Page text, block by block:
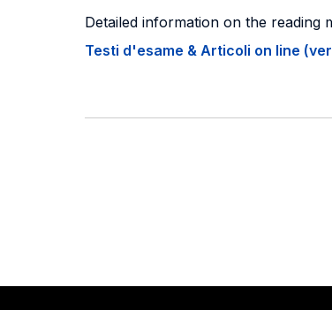
Detailed information on the reading
Testi d'esame & Articoli on line